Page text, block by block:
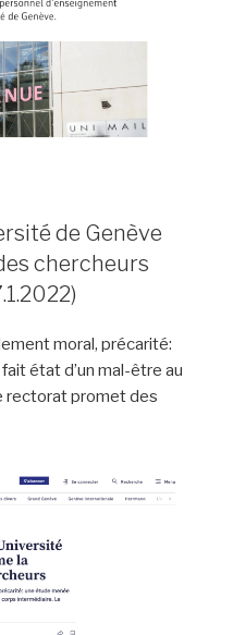
de Genève
chercheurs
moral, précarité:
état d’un mal-être au
rectorat promet des